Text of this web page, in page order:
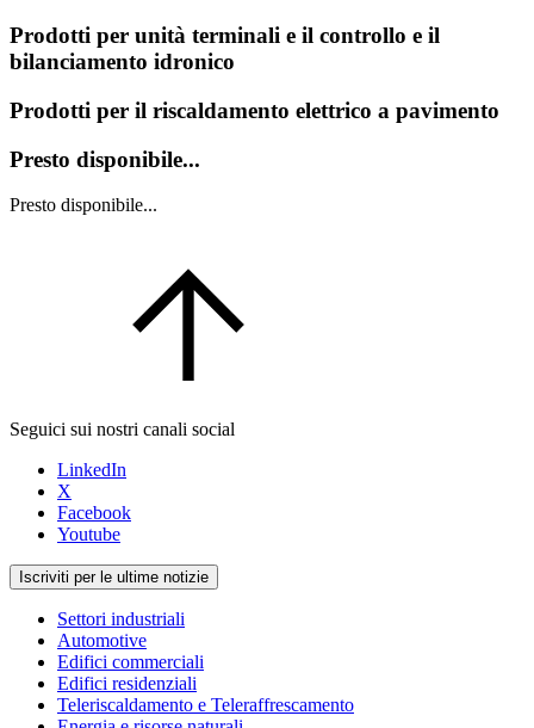
Prodotti per unità terminali e il controllo e il
bilanciamento idronico
Prodotti per il riscaldamento elettrico a pavimento
Presto disponibile...
Presto disponibile...
Seguici sui nostri canali social
LinkedIn
X
Facebook
Youtube
Iscriviti per le ultime notizie
Settori industriali
Automotive
Edifici commerciali
Edifici residenziali
Teleriscaldamento e Teleraffrescamento